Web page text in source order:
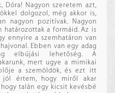
Dóra! Nagyon szeretem azt,
dolgozol, még akkor is,
nagyon pozitívak. Nagyon
határozottak a formáid. Az is
ennyire a szemhatáron van
Ebben van egy adag
elbújási lehetőség. A
mert ugye a mimikai
a szemöldök, és ezt itt
jól értem, hogy miről akar
talán egy kicsit kevésbé